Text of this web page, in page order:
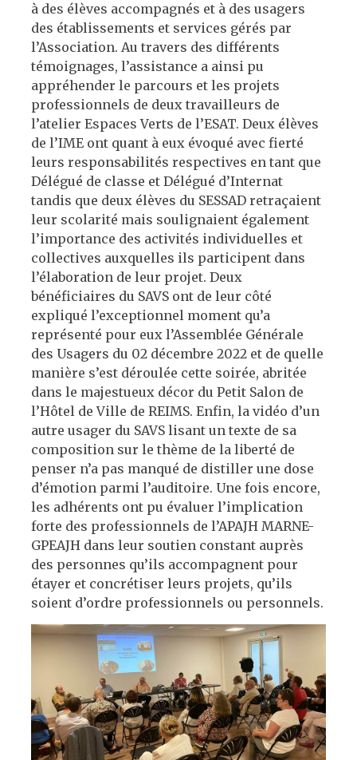
à des élèves accompagnés et à des usagers
des établissements et services gérés par
l’Association. Au travers des différents
témoignages, l’assistance a ainsi pu
appréhender le parcours et les projets
professionnels de deux travailleurs de
l’atelier Espaces Verts de l’ESAT. Deux élèves
de l’IME ont quant à eux évoqué avec fierté
leurs responsabilités respectives en tant que
Délégué de classe et Délégué d’Internat
tandis que deux élèves du SESSAD retraçaient
leur scolarité mais soulignaient également
l’importance des activités individuelles et
collectives auxquelles ils participent dans
l’élaboration de leur projet. Deux
bénéficiaires du SAVS ont de leur côté
expliqué l’exceptionnel moment qu’a
représenté pour eux l’Assemblée Générale
des Usagers du 02 décembre 2022 et de quelle
manière s’est déroulée cette soirée, abritée
dans le majestueux décor du Petit Salon de
l’Hôtel de Ville de REIMS. Enfin, la vidéo d’un
autre usager du SAVS lisant un texte de sa
composition sur le thème de la liberté de
penser n’a pas manqué de distiller une dose
d’émotion parmi l’auditoire. Une fois encore,
les adhérents ont pu évaluer l’implication
forte des professionnels de l’APAJH MARNE-
GPEAJH dans leur soutien constant auprès
des personnes qu’ils accompagnent pour
étayer et concrétiser leurs projets, qu’ils
soient d’ordre professionnels ou personnels.